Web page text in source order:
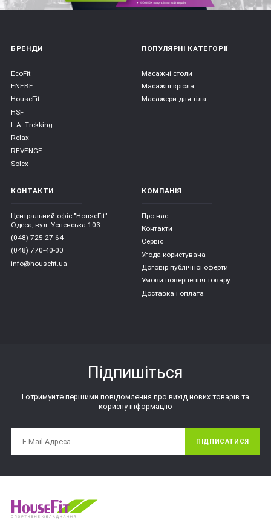
БРЕНДИ
EcoFit
ENEBE
HouseFit
HSF
L.A. Trekking
Relax
REVENGE
Solex
ПОПУЛЯРНІ КАТЕГОРІЇ
Масажні столи
Масажні крісла
Масажери для тіла
КОНТАКТИ
Центральний офіс "HouseFit" :
Одеса, вул. Успенська 103
(048) 725-27-64
(048) 770-40-00
info@housefit.ua
КОМПАНІЯ
Про нас
Контакти
Сервіс
Угода користувача
Договір публічної оферти
Умови повернення товару
Доставка і оплата
Підпишіться
І отримуйте першими повідомлення про вихід нових товарів та
корисну інформацію
ПІДПИСАТИСЯ